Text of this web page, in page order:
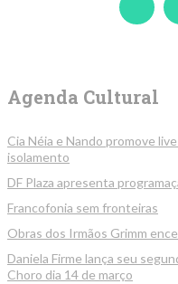
Agenda Cultural
Cia Néia e Nando promove
isolamento
DF Plaza apresenta
Francofonia sem fronteiras
Obras dos Irmãos Grimm
Daniela Firme lança seu
Choro dia 14 de março